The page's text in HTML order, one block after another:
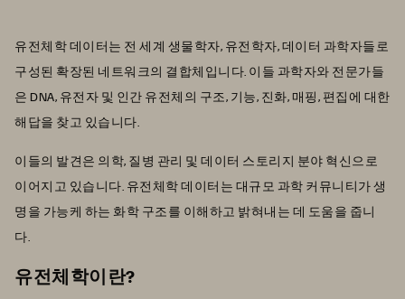
유전체학 데이터는 전 세계 생물학자, 유전학자, 데이터 과학자들로
구성된 확장된 네트워크의 결합체입니다. 이들 과학자와 전문가들
은 DNA, 유전자 및 인간 유전체의 구조, 기능, 진화, 매핑, 편집에 대한
해답을 찾고 있습니다.
이들의 발견은 의학, 질병 관리 및 데이터 스토리지 분야 혁신으로
이어지고 있습니다. 유전체학 데이터는 대규모 과학 커뮤니티가 생
명을 가능케 하는 화학 구조를 이해하고 밝혀내는 데 도움을 줍니
다.
유전체학이란?